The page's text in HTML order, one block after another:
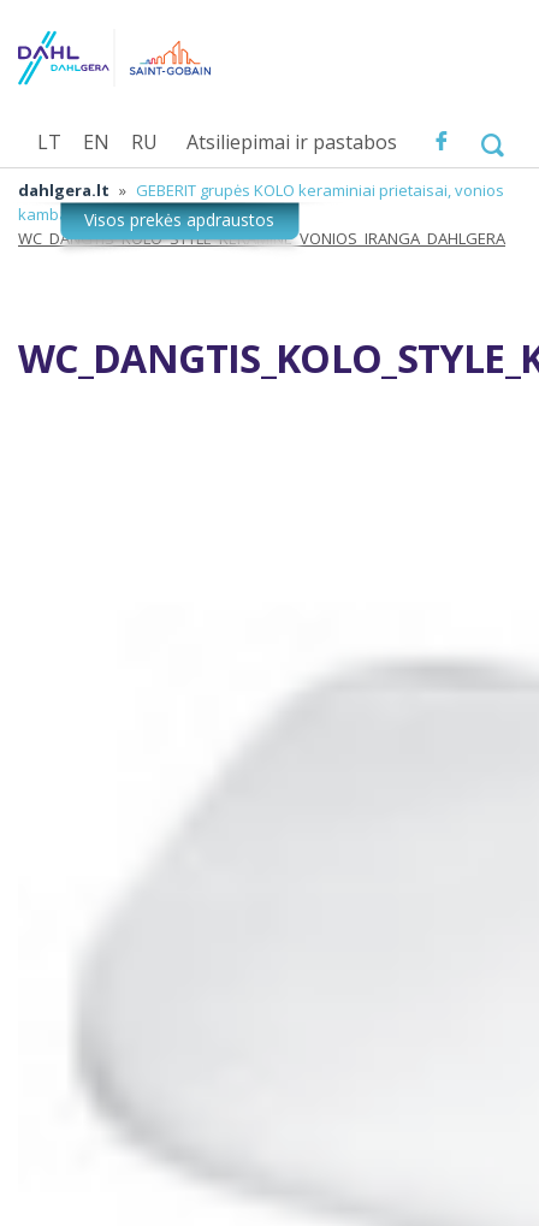
Atsiliepimai ir pastabos
LT EN RU
dahlgera.lt » GEBERIT grupės KOLO keraminiai prietaisai, vonios
kambario įranga »
WC_DANGTIS_KOLO_STYLE_KERAMINE_VONIOS_IRANGA_DAHLGERA